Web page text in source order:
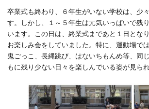
卒業式も終わり、６年生がいない学校は、少
す。しかし、１～５年生は元気いっぱいで残
います。この日は、終業式まであと１日とな
お楽しみ会をしていました。特に、運動場で
鬼ごっこ、長縄跳び、はないちもんめ等、同
もに残り少ない日々を楽しんでいる姿が見られ